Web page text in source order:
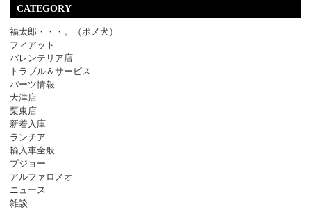
CATEGORY
福太郎・・・。（ポメ犬）
フィアット
バレンテリア店
トラブル＆サービス
パーツ情報
大津店
栗東店
新着入庫
ランチア
輸入車全般
プジョー
アルファロメオ
ニュース
雑談